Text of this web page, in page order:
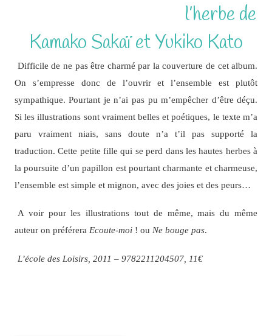
l’herbe de
Kamako Sakaï et Yukiko Kato
Difficile de ne pas être charmé par la couverture de cet album.
On s’empresse donc de l’ouvrir et l’ensemble est plutôt
sympathique. Pourtant je n’ai pas pu m’empêcher d’être déçu.
Si les illustrations sont vraiment belles et poétiques, le texte m’a
paru vraiment niais, sans doute n’a t’il pas supporté la
traduction. Cette petite fille qui se perd dans les hautes herbes à
la poursuite d’un papillon est pourtant charmante et charmeuse,
l’ensemble est simple et mignon, avec des joies et des peurs…
A voir pour les illustrations tout de même, mais du même
auteur on préférera Ecoute-moi! ou Ne bouge pas.
L’école des Loisirs, 2011 – 9782211204507, 11€